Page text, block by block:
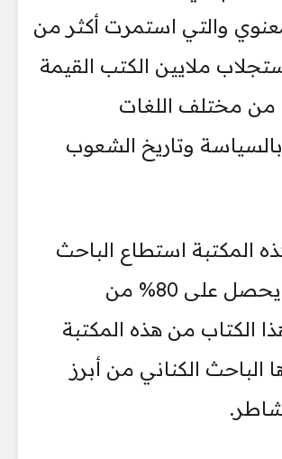
والتي استمرت أكثر من
ملايين الكتب القيمة
من مختلف اللغات
وتاريخ الشعوب
المكتبة استطاع الباحث
الكناني أن يحصل على 80% من
الكتاب من هذه المكتبة
الباحث الكناني من أبرز